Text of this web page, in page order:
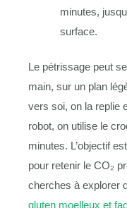
minutes,
surface.
Le pétrissage peut
main, sur un plan
vers soi, on la replie
robot, on utilise le
minutes. L’objectif
pour retenir le CO₂
cherches à explorer
gluten moelleux et